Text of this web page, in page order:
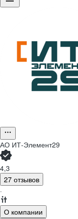
АО ИТ-Элемент29
4,3
27 отзывов
·
О компании